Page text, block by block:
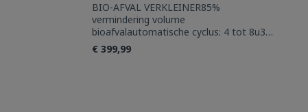
BIO-AFVAL VERKLEINER85%
vermindering volume
bioafvalautomatische cyclus: 4 tot 8u3
fasen: drogen, malen en
koelenuitneembare kuip: 3l
€ 399,99